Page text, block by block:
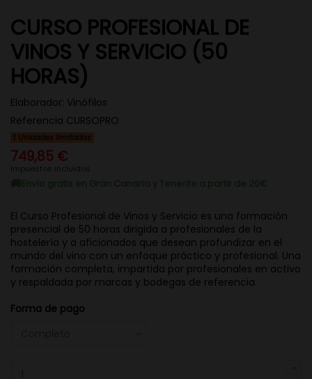
CURSO PROFESIONAL DE
VINOS Y SERVICIO (50
HORAS)
Elaborador: Vinófilos
Referencia CURSOPRO
Unidades limitadas
749,85 €
Impuestos incluidos
El Curso Profesional de Vinos y Servicio es una formación
presencial de 50 horas dirigida a profesionales de la
hostelería y a aficionados que desean profundizar en el
mundo del vino con un enfoque práctico y profesional. Una
formación completa, impartida por profesionales en activo
y respaldada por marcas y bodegas de referencia.
Forma de pago